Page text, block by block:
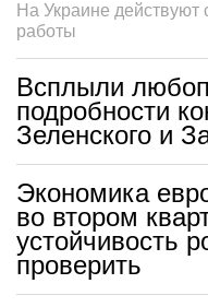
На Украине действуют
работы
Всплыли
подробности
Зеленского и
Экономика
во втором
устойчивость
проверить